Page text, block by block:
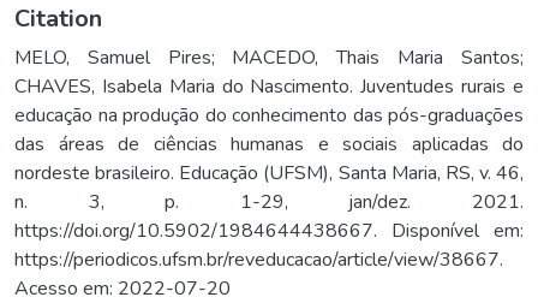
Citation
MELO, Samuel Pires; MACEDO, Thais Maria Santos;
CHAVES, Isabela Maria do Nascimento. Juventudes rurais e
educação na produção do conhecimento das pós-graduações
das áreas de ciências humanas e sociais aplicadas do
nordeste brasileiro. Educação (UFSM), Santa Maria, RS, v. 46,
n. 3, p. 1-29, jan/dez. 2021.
https://doi.org/10.5902/1984644438667. Disponível em:
https://periodicos.ufsm.br/reveducacao/article/view/38667.
Acesso em: 2022-07-20